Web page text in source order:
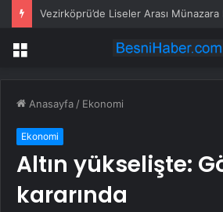
Vezirköprü’de Liseler Arası Münazara
Menü
Anasayfa / Ekonomi
Ekonomi
Altın yükselişte:
kararında